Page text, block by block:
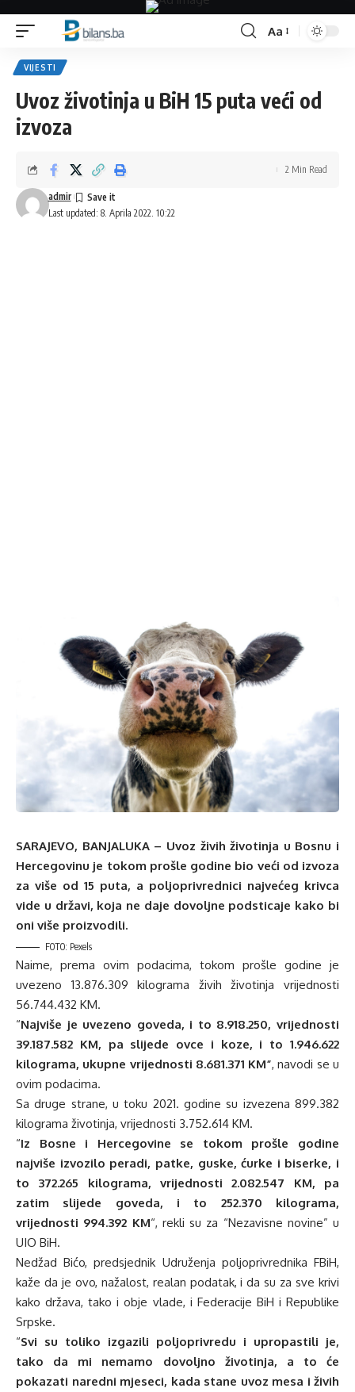
Font
Aa
VIJESTI
Uvoz životinja u BiH 15 puta veći od
izvoza
Last updated: 8. Aprila 2022. 10:22
admir
2 Min Read
SARAJEVO, BANJALUKA – Uvoz živih životinja u Bosnu i
Hercegovinu je tokom prošle godine bio veći od izvoza
za više od 15 puta, a poljoprivrednici najvećeg krivca
vide u državi, koja ne daje dovoljne podsticaje kako bi
oni više proizvodili.
FOTO: Pexels
Naime, prema ovim podacima, tokom prošle godine je
uvezeno 13.876.309 kilograma živih životinja vrijednosti
56.744.432 KM.
“Najviše je uvezeno goveda, i to 8.918.250, vrijednosti
39.187.582 KM, pa slijede ovce i koze, i to 1.946.622
kilograma, ukupne vrijednosti 8.681.371 KM”, navodi se u
ovim podacima.
Sa druge strane, u toku 2021. godine su izvezena 899.382
kilograma životinja, vrijednosti 3.752.614 KM.
“Iz Bosne i Hercegovine se tokom prošle godine
najviše izvozilo peradi, patke, guske, ćurke i biserke, i
to 372.265 kilograma, vrijednosti 2.082.547 KM, pa
zatim slijede goveda, i to 252.370 kilograma,
vrijednosti 994.392 KM“, rekli su za “Nezavisne novine” u
UIO BiH.
Nedžad Bićo, predsjednik Udruženja poljoprivrednika FBiH,
kaže da je ovo, nažalost, realan podatak, i da su za sve krivi
kako država, tako i obje vlade, i Federacije BiH i Republike
Srpske.
“Svi su toliko izgazili poljoprivredu i upropastili je,
tako da mi nemamo dovoljno životinja, a to će
pokazati naredni mjeseci, kada stane uvoz mesa i živih